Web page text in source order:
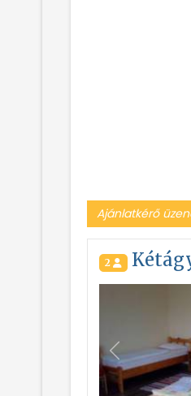
Ajánlatkérő
2
Vissza